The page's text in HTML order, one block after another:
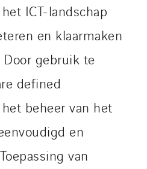
ICT-landschap
en klaarmaken
gebruik te
defined
beheer van het
en
van